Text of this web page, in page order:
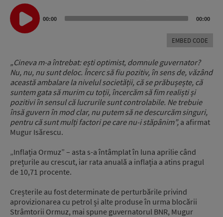
Audio
Player
00:00 00:00
EMBED CODE
„Cineva m-a întrebat: ești optimist, domnule guvernator?
Nu, nu, nu sunt deloc. Încerc să fiu pozitiv, în sens de, văzând
această ambalare la nivelul societății, că se prăbușește, că
suntem gata să murim cu toții, încercăm să fim realiști și
pozitivi în sensul că lucrurile sunt controlabile. Ne trebuie
însă guvern în mod clar, nu putem să ne descurcăm singuri,
pentru că sunt mulți factori pe care nu-i stăpânim”, a afirmat
Mugur Isărescu.
„Inflația Ormuz” – asta s-a întâmplat în luna aprilie când
prețurile au crescut, iar rata anuală a inflația a atins pragul
de 10,71 procente.
Creșterile au fost determinate de perturbările privind
aprovizionarea cu petrol și alte produse în urma blocării
Strâmtorii Ormuz, mai spune guvernatorul BNR, Mugur